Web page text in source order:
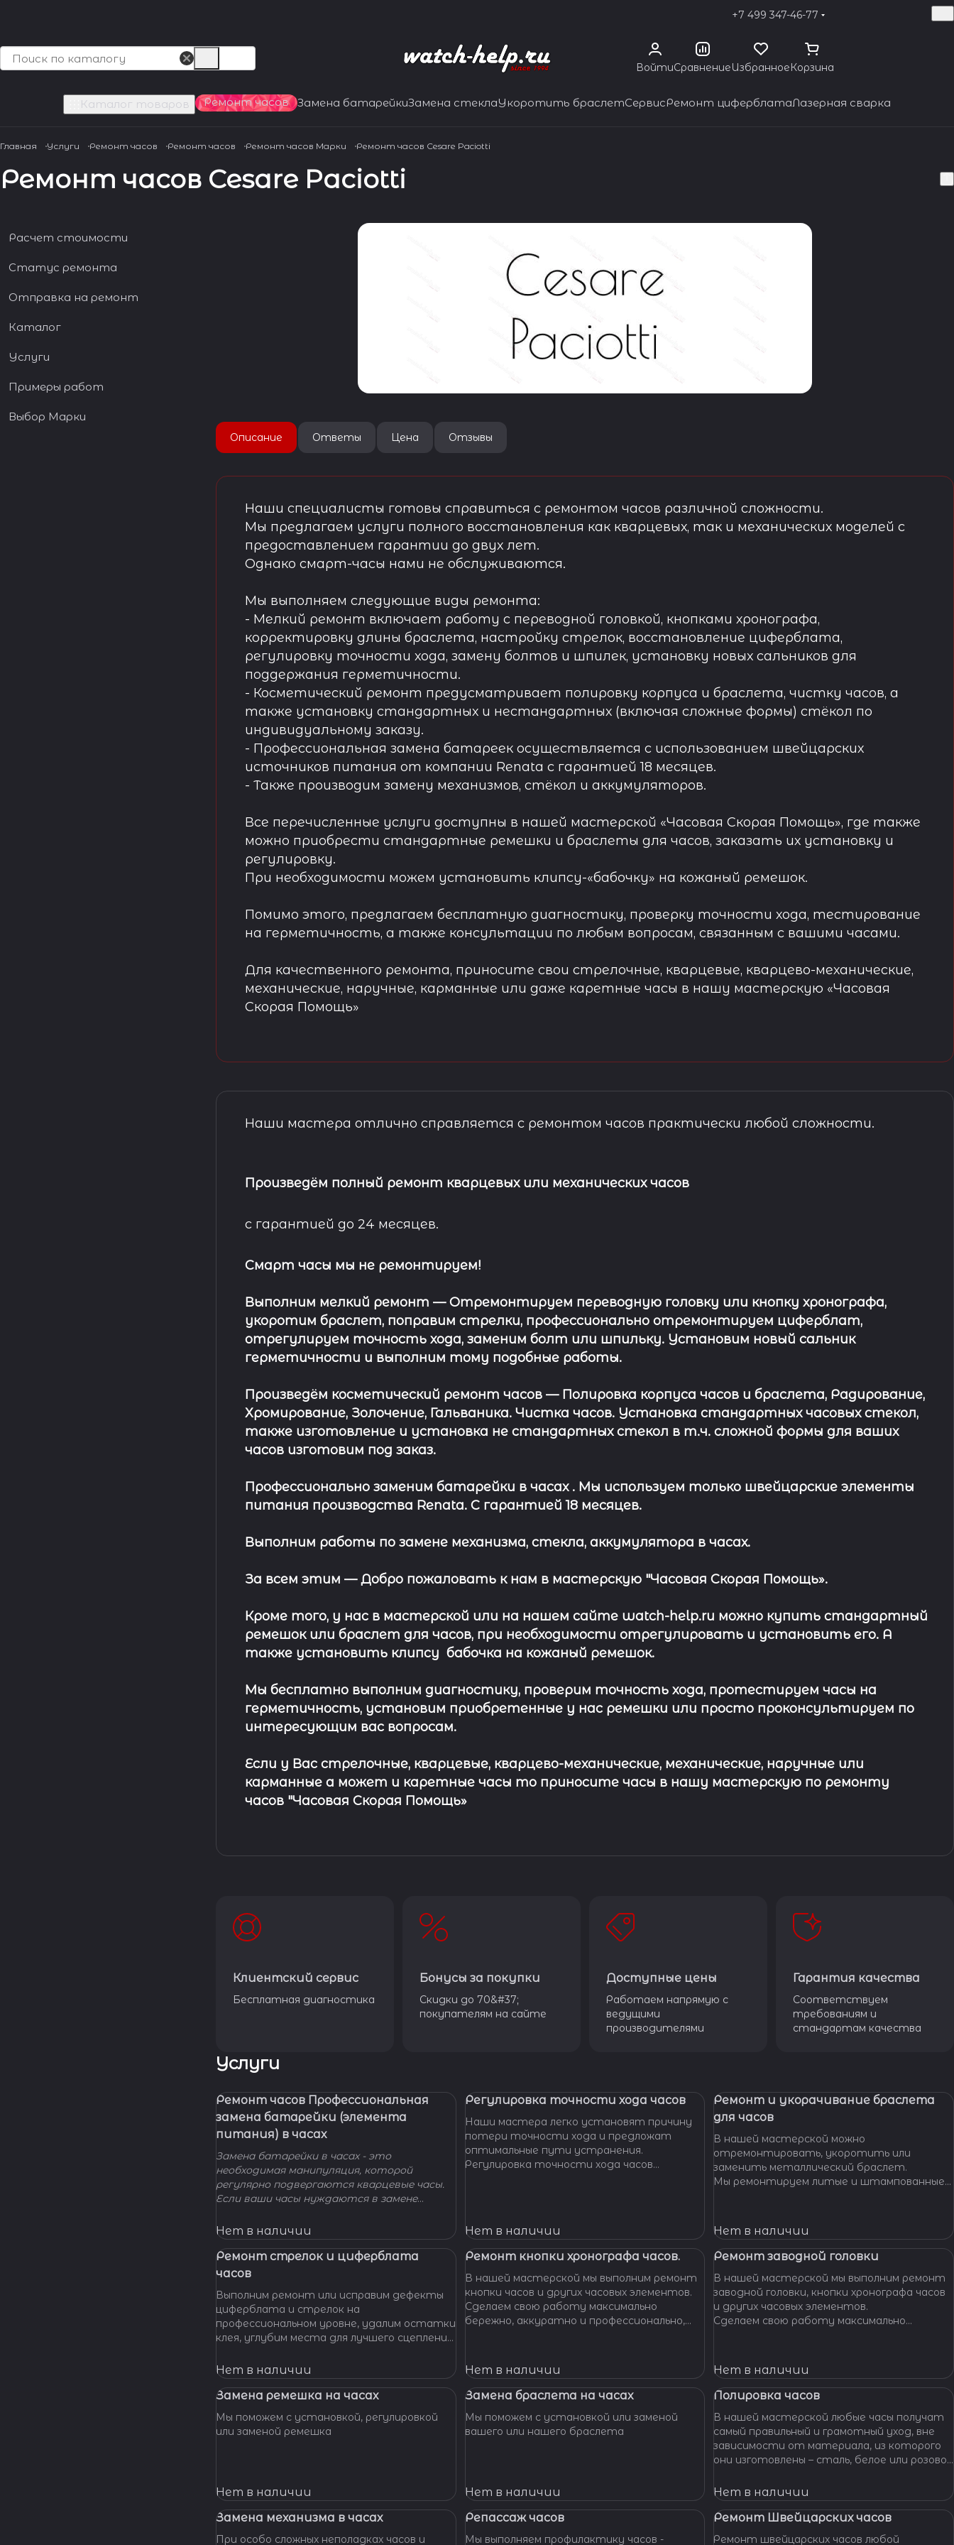
+7 499 347-46-77
ВойтиСравнениеИзбранноеКорзина
Каталог товаров Ремонт часов Замена батарейкиЗамена стеклаУкоротить браслетСервисРемонт циферблатаЛазерная сварка
Главная Услуги Ремонт часов Ремонт часов Ремонт часов Марки Ремонт часов Cesare Paciotti
Ремонт часов Cesare Paciotti
Описание Ответы Цена Отзывы
Наши специалисты готовы справиться с ремонтом часов различной сложности.
Мы предлагаем услуги полного восстановления как кварцевых, так и механических моделей с
предоставлением гарантии до двух лет.
Однако смарт-часы нами не обслуживаются.
Мы выполняем следующие виды ремонта:
- Мелкий ремонт включает работу с переводной головкой, кнопками хронографа,
корректировку длины браслета, настройку стрелок, восстановление циферблата,
регулировку точности хода, замену болтов и шпилек, установку новых сальников для
поддержания герметичности.
- Косметический ремонт предусматривает полировку корпуса и браслета, чистку часов, а
также установку стандартных и нестандартных (включая сложные формы) стёкол по
индивидуальному заказу.
- Профессиональная замена батареек осуществляется с использованием швейцарских
источников питания от компании Renata с гарантией 18 месяцев.
- Также производим замену механизмов, стёкол и аккумуляторов.
Все перечисленные услуги доступны в нашей мастерской «Часовая Скорая Помощь», где также
можно приобрести стандартные ремешки и браслеты для часов, заказать их установку и
регулировку.
При необходимости можем установить клипсу-«бабочку» на кожаный ремешок.
Помимо этого, предлагаем бесплатную диагностику, проверку точности хода, тестирование
на герметичность, а также консультации по любым вопросам, связанным с вашими часами.
Для качественного ремонта, приносите свои стрелочные, кварцевые, кварцево-механические,
механические, наручные, карманные или даже каретные часы в нашу мастерскую «Часовая
Скорая Помощь»
Наши мастера отлично справляется с ремонтом часов практически любой сложности.
Произведём полный ремонт кварцевых или механических часов
с гарантией до 24 месяцев.
Смарт часы мы не ремонтируем!
Выполним мелкий ремонт — Отремонтируем переводную головку или кнопку хронографа,
укоротим браслет, поправим стрелки, профессионально отремонтируем циферблат,
отрегулируем точность хода, заменим болт или шпильку. Установим новый сальник
герметичности и выполним тому подобные работы.
Произведём косметический ремонт часов— Полировка корпуса часов и браслета, Радирование,
Хромирование, Золочение, Гальваника. Чистка часов. Установка стандартных часовых стекол,
также изготовление и установка не стандартных стекол в т.ч. сложной формы для ваших
часов изготовим под заказ.
Профессионально заменим батарейки в часах . Мы используем только швейцарские элементы
питания производства Renata. С гарантией 18 месяцев.
Выполним работы по замене механизма, стекла, аккумулятора в часах.
За всем этим —Добро пожаловать к нам в мастерскую "Часовая Скорая Помощь».
Кроме того, у нас в мастерской или на нашем сайте watch-help.ru можно купить стандартный
ремешокилибраслет для часов, при необходимости отрегулировать и установить его. А
также установить клипсу бабочка на кожаный ремешок.
Мы бесплатно выполним диагностику, проверим точность хода, протестируем часы на
герметичность, установим приобретенные у нас ремешки или просто проконсультируем по
интересующим вас вопросам.
Если у Вас стрелочные, кварцевые, кварцево-механические, механические, наручные или
карманные а может и каретные часы то приносите часы в нашу мастерскую по ремонту
часов "Часовая Скорая Помощь»
Клиентский сервис
Бесплатная диагностика
Бонусы за покупки
Скидки до 70&#37;
покупателям на сайте
Доступные цены
Работаем напрямую с
ведущими
производителями
Гарантия качества
Соответствуем
требованиям и
стандартам качества
Услуги
Ремонт часов Профессиональная
замена батарейки (элемента
питания) в часах
Замена батарейки в часах - это
необходимая манипуляция, которой
регулярно подвергаются кварцевые часы.
Если ваши часы нуждаются в замене
нашу мастерскую! Наши мастера с
удовольствием помогут вам решить
вашу проблему и произведут замену
батарейки профессионально, быстро,
Нет в наличии
Регулировка точности хода часов
Наши мастера легко установят причину
потери точности хода и предложат
оптимальные пути устранения.
Регулировка точности хода часов
Нет в наличии
Ремонт и укорачивание браслета
для часов
В нашей мастерской можно
отремонтировать, укоротить или
заменить металлический браслет.
Мы ремонтируем литые и штампованные
освежаем их внешний вид,
Нет в наличии
Ремонт стрелок и циферблата
часов
Выполним ремонт или исправим дефекты
циферблата и стрелок на
профессиональном уровне, удалим остатки
клея, углубим места для лучшего сцепления
стрелки, метки, камни. Восстановим
крепления циферблата к механизму.
Нет в наличии
Ремонт кнопки хронографа часов.
В нашей мастерской мы выполним ремонт
кнопки часов и других часовых элементов.
Сделаем свою работу максимально
бережно, аккуратно и профессионально,
Нет в наличии
Ремонт заводной головки
В нашей мастерской мы выполним ремонт
заводной головки, кнопки хронографа часов
и других часовых элементов.
Сделаем свою работу максимально
Нет в наличии
Замена ремешка на часах
Мы поможем с установкой, регулировкой
или заменой ремешка
Нет в наличии
Замена браслета на часах
Мы поможем с установкой или заменой
вашего или нашего браслета
Нет в наличии
Полировка часов
В нашей мастерской любые часы получат
самый правильный и грамотный уход, вне
зависимости от материала, из которого
они изготовлены – сталь, белое или розовое
специалисты отполируют практически
любой материал.
Нет в наличии
Замена механизма в часах
При особо сложных неполадках часов и
Репассаж часов
Мы выполняем профилактику часов -
Ремонт Швейцарских часов
Ремонт швейцарских часов любой
Расчет стоимости
Статус ремонта
Отправка на ремонт
Каталог
Услуги
Примеры работ
Выбор Марки